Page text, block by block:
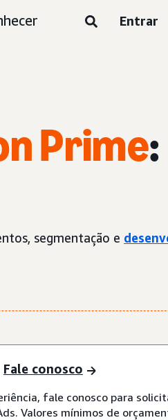
Entrar
Prime:
segmentação e
Fale conosco
fale conosco para
Valores mínimos de